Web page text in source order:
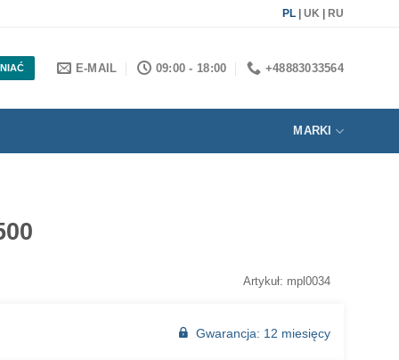
PL | UK | RU
E-MAIL 09:00 - 18:00 +48883033564
MARKI
Artykuł: mpl0034
Gwarancja: 12 miesięcy